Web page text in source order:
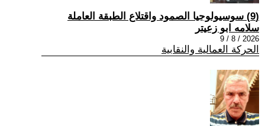
(9) سوسيولوجيا الصمود واقتلاع الطبقة العاملة
سلامه ابو زعيتر
2026 / 8 / 9
الحركة العمالية والنقابية